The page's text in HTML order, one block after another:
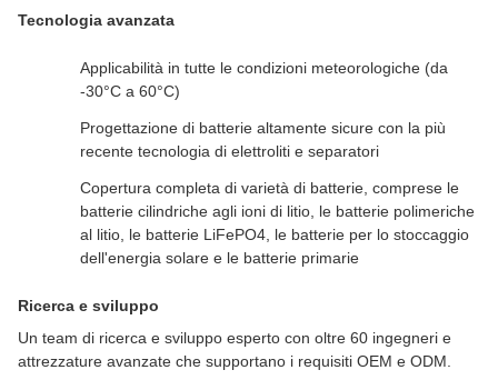
Tecnologia avanzata
Applicabilità in tutte le condizioni meteorologiche (da
-30°C a 60°C)
Progettazione di batterie altamente sicure con la più
recente tecnologia di elettroliti e separatori
Copertura completa di varietà di batterie, comprese le
batterie cilindriche agli ioni di litio, le batterie polimeriche
al litio, le batterie LiFePO4, le batterie per lo stoccaggio
dell'energia solare e le batterie primarie
Ricerca e sviluppo
Un team di ricerca e sviluppo esperto con oltre 60 ingegneri e
attrezzature avanzate che supportano i requisiti OEM e ODM.